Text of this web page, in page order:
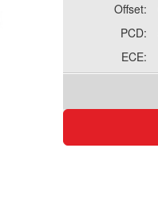
Offset:
PCD:
ECE: